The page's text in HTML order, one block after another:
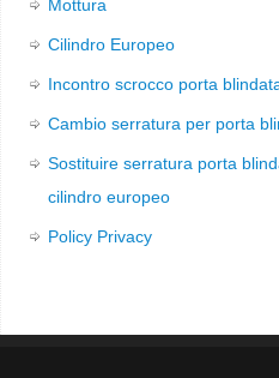
Mottura
Cilindro Europeo
Incontro scrocco porta
Cambio serratura per porta
Sostituire serratura porta
cilindro europeo
Policy Privacy